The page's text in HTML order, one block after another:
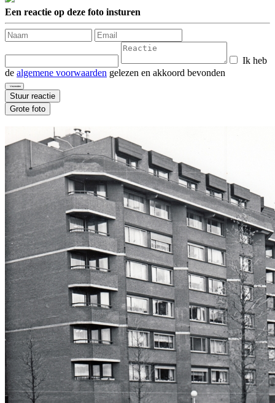
Een reactie op deze foto insturen
Ik heb
de algemene voorwaarden gelezen en akkoord bevonden